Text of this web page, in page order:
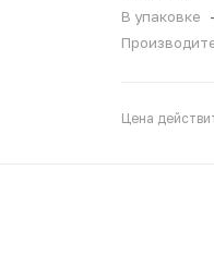
В упаковке
Цена